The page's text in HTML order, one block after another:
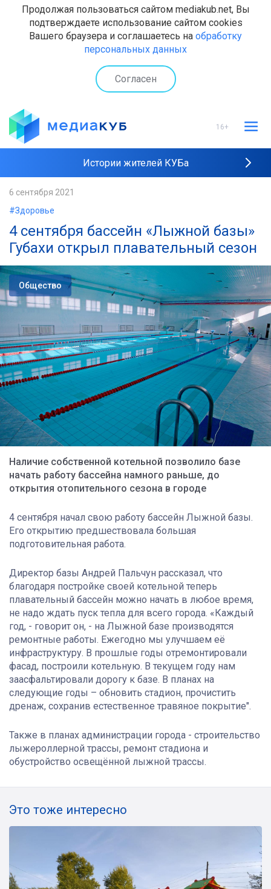
Продолжая пользоваться сайтом mediakub.net, Вы
подтверждаете использование сайтом cookies
Вашего браузера и соглашаетесь на обработку
персональных данных
Согласен
16+
Истории жителей КУБа
6 сентября 2021
#Здоровье
​4 сентября бассейн «Лыжной базы»
Губахи открыл плавательный сезон
Общество
Наличие собственной котельной позволило базе
начать работу бассейна намного раньше, до
открытия отопительного сезона в городе
4 сентября начал свою работу бассейн Лыжной базы.
Его открытию предшествовала большая
подготовительная работа.
Директор базы Андрей Пальчун рассказал, что
благодаря постройке своей котельной теперь
плавательный бассейн можно начать в любое время,
не надо ждать пуск тепла для всего города. «Каждый
год, - говорит он, - на Лыжной базе производятся
ремонтные работы. Ежегодно мы улучшаем её
инфраструктуру. В прошлые годы отремонтировали
фасад, построили котельную. В текущем году нам
заасфальтировали дорогу к базе. В планах на
следующие годы – обновить стадион, прочистить
дренаж, сохранив естественное травяное покрытие".
Также в планах администрации города - строительство
лыжероллерной трассы, ремонт стадиона и
обустройство освещённой лыжной трассы.
Это тоже интересно